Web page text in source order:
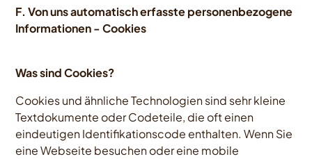
F. Von uns automatisch erfasste personenbezogene
Informationen - Cookies
Was sind Cookies?
Cookies und ähnliche Technologien sind sehr kleine
Textdokumente oder Codeteile, die oft einen
eindeutigen Identifikationscode enthalten. Wenn Sie
eine Webseite besuchen oder eine mobile